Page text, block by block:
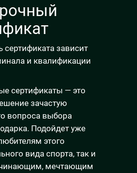
сертификата зависит
и квалификации
сертификаты — это
зачастую
вопроса выбора
Подойдет уже
этого
вида спорта, так и
мечтающим